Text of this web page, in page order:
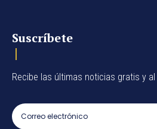
Suscríbete
Recibe las últimas noticias gratis y